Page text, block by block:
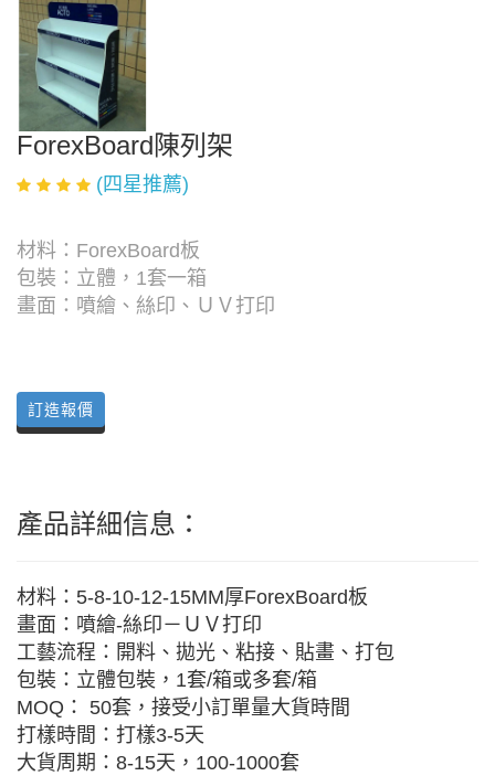
ForexBoard陳列架
(四星推薦)
材料：ForexBoard板
包裝：立體，1套一箱
畫面：噴繪、絲印、ＵＶ打印
訂造報價
產品詳細信息：
材料：5-8-10-12-15MM厚ForexBoard板
畫面：噴繪-絲印－ＵＶ打印
工藝流程：開料、拋光、粘接、貼畫、打包
包裝：立體包裝，1套/箱或多套/箱
MOQ： 50套，接受小訂單量大貨時間
打樣時間：打樣3-5天
大貨周期：8-15天，100-1000套